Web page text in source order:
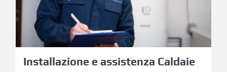
Installazione e assistenza Caldaie